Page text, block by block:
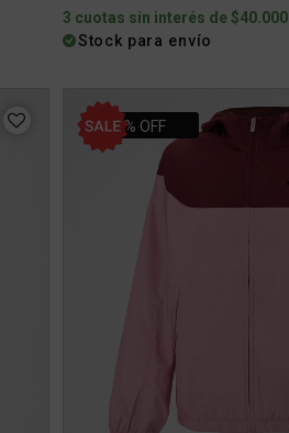
3 cuotas sin interés de $40.000
Stock para envío
30% OFF